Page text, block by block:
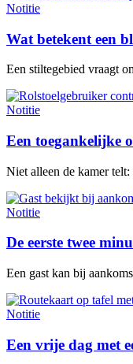
Notitie
Wat betekent een
Een stiltegebied vraagt
Notitie
Een toegankelijke
Niet alleen de kamer
Notitie
De eerste twee
Een gast kan bij
Notitie
Een vrije dag met